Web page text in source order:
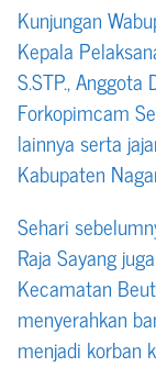
Kunjungan
Kepala
S.STP.,
Forkopimcam
lainnya serta
Kabupaten
Sehari
Raja Sayang
Kecamatan
menyerahkan
menjadi korban